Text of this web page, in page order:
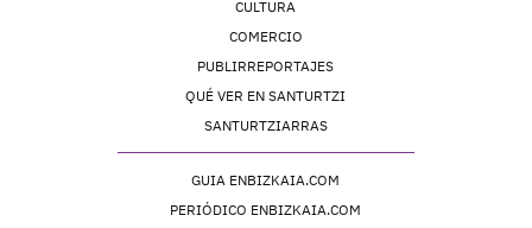
CULTURA
COMERCIO
PUBLIRREPORTAJES
QUÉ VER EN SANTURTZI
SANTURTZIARRAS
GUIA ENBIZKAIA.COM
PERIÓDICO ENBIZKAIA.COM